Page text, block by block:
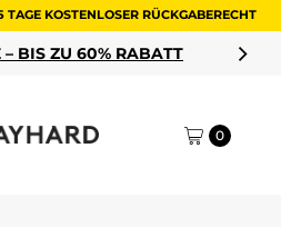
KOSTENLOSER RÜCKGABERECHT
0